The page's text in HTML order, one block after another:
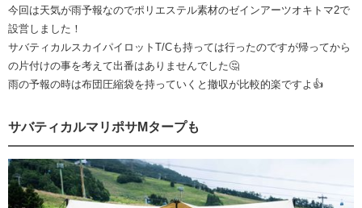
今回は天気が雨予報なのでポリエステル素材のゼインアーツオキトマ2で
設営しました！
サバティカルスカイパイロットT/Cも持っては行ったのですが帰ってから
の片付けの事を考えて出番はありませんでした🤔
雨の予報の時は布団圧縮袋を持っていくと撤収が比較的楽ですよ👍
サバティカルマリポサMタープも